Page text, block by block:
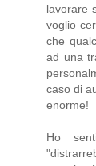
lavorare
voglio
che
ad una
caso di
enorme!
Ho